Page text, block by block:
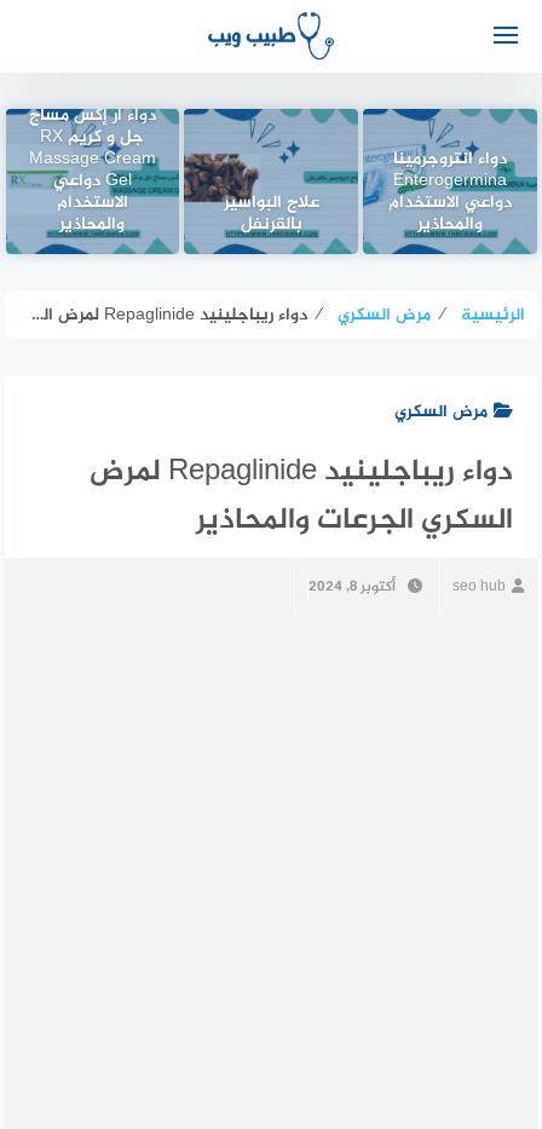
دواء انتروجرمينا
Enterogermina
دواعي الاستخدام
والمحاذير
علاج البواسير
بالقرنفل
دواء أر إكس مساج
جل و كريم RX
Massage Cream
Gel دواعي
الاستخدام
والمحاذير
الرئيسية ⁄ مرض السكري ⁄ دواء ريباجلينيد Repaglinide لمرض السكري الجرعات والمحاذير
مرض السكري
دواء ريباجلينيد Repaglinide لمرض
السكري الجرعات والمحاذير
seo hub أكتوبر 8, 2024